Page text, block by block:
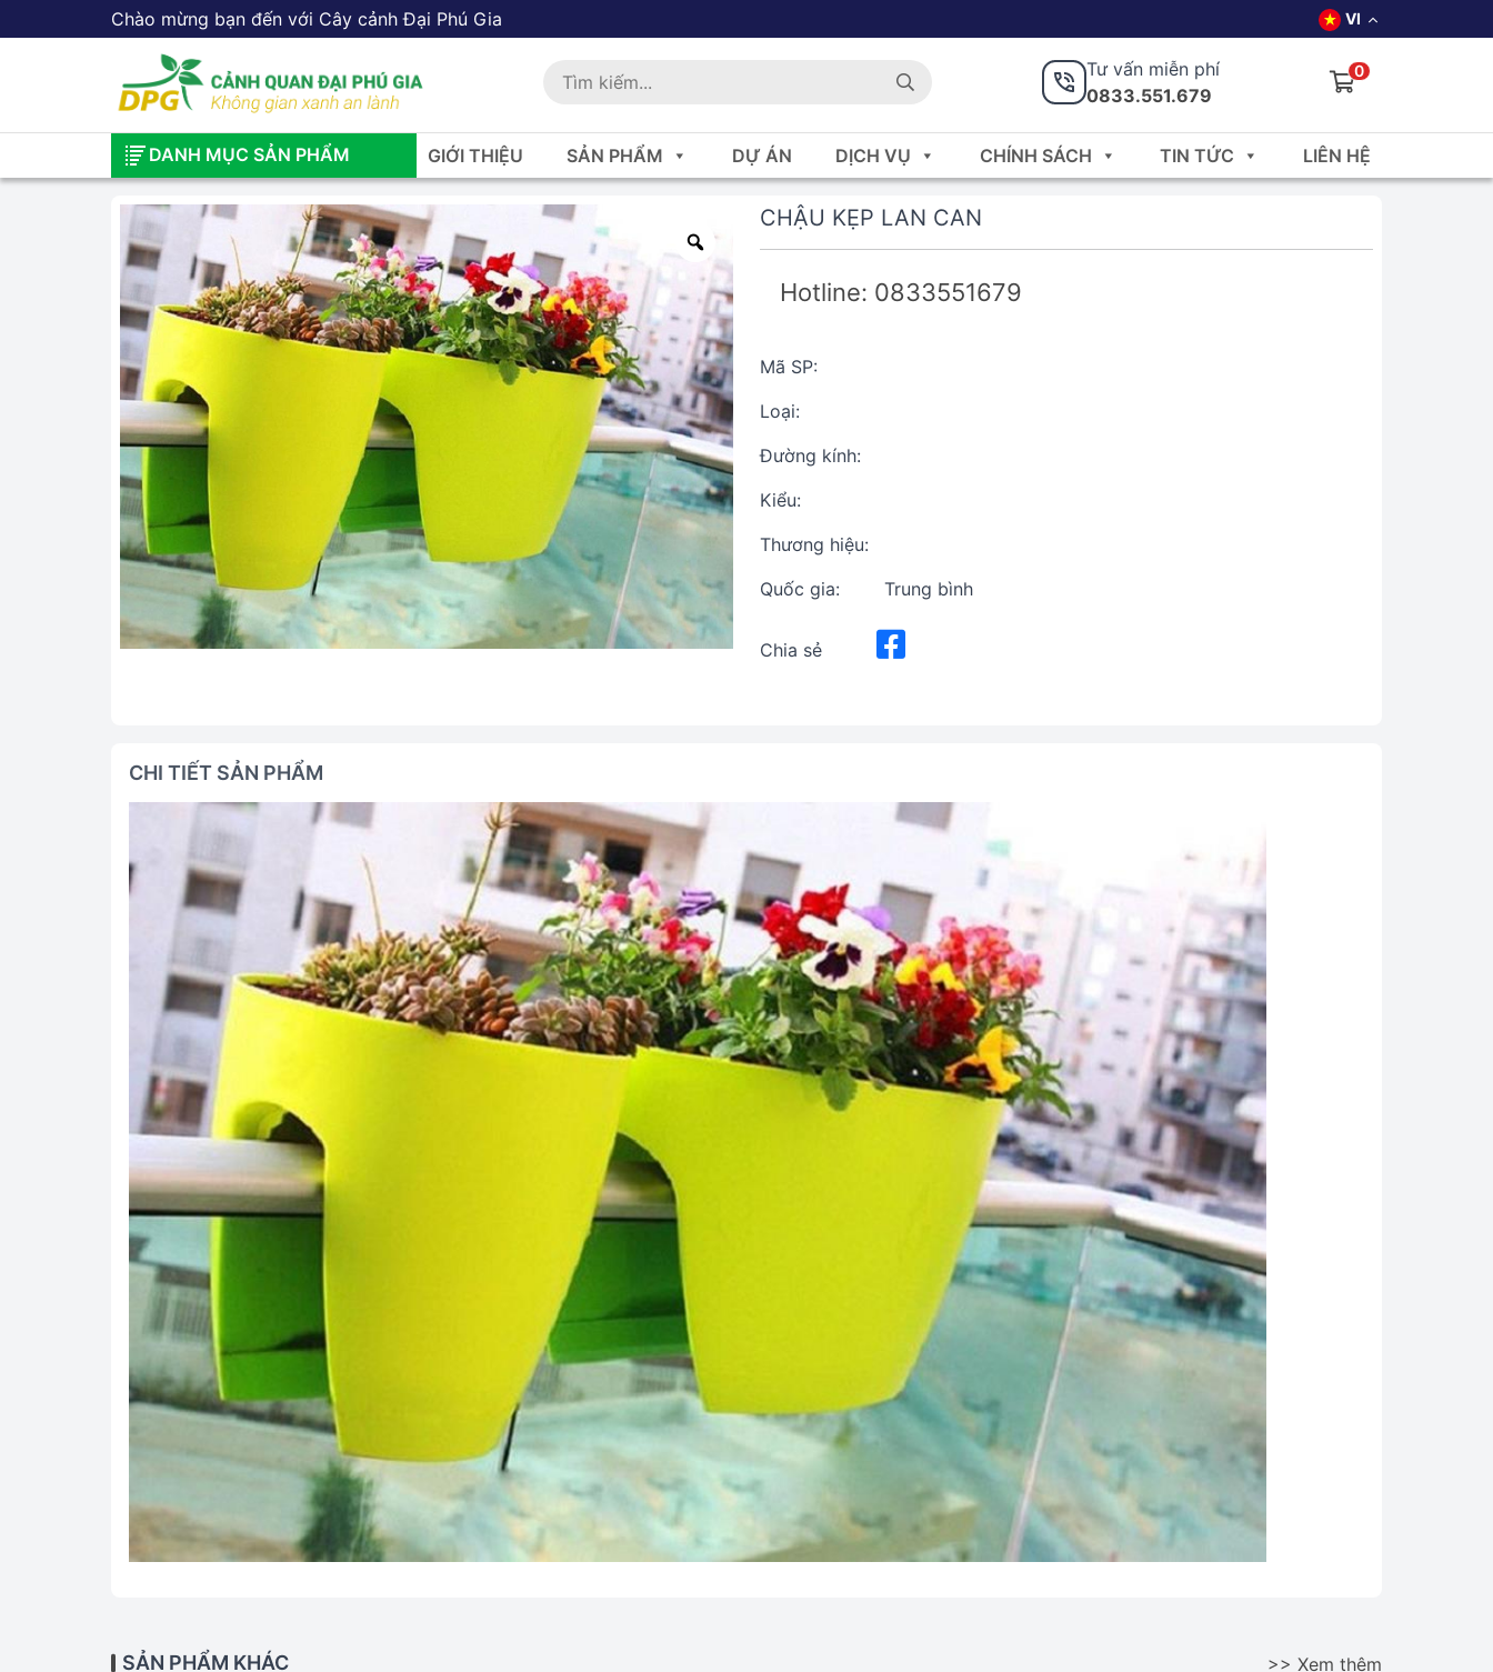
Chào mừng bạn đến với Cây cảnh Đại Phú Gia VI
Tư vấn miễn phí
0833.551.679
0
DANH MỤC SẢN PHẨM GIỚI THIỆU SẢN PHẨM DỰ ÁN DỊCH VỤ CHÍNH SÁCH TIN TỨC LIÊN HỆ
CHẬU KẸP LAN CAN
Hotline: 0833551679
Mã SP:
Loại:
Đường kính:
Kiểu:
Thương hiệu:
Quốc gia:
Trung bình
Chia sẻ
CHI TIẾT SẢN PHẨM
SẢN PHẨM KHÁC >> Xem thêm